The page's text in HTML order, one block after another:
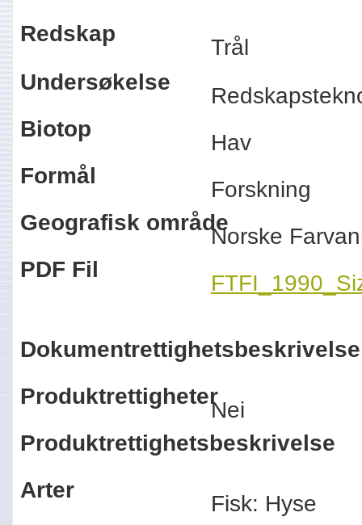
Redskap
Trål
Undersøkelse
Biotop
Hav
Formål
Forskning
Geografisk område
Norske
PDF Fil
Dokumentrettighetsbeskrivelse
Produktrettigheter
Nei
Produktrettighetsbeskrivelse
Arter
Fisk: Hyse